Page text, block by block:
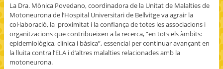
La Dra. Mònica Povedano, coordinadora de la Unitat de Malalties de
Motoneurona de l’Hospital Universitari de Bellvitge va agrair la
col·laboració, la proximitat i la confiança de totes les associacions i
organitzacions que contribueixen a la recerca, “en tots els àmbits:
epidemiològica, clínica i bàsica”, essencial per continuar avançant en
la lluita contra l’ELA i d’altres malalties relacionades amb la
motoneurona.